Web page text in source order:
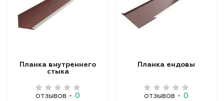
Планка внутреннего
стыка
отзывов - 0
Планка ендовы
отзывов - 0